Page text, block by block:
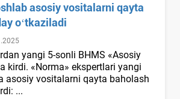
asosiy vositalarni qayta
oʻtkaziladi
yangi 5-sonli BHMS «Asosiy
kirdi. «Norma» ekspertlari yangi
asosiy vositalarni qayta baholash
...